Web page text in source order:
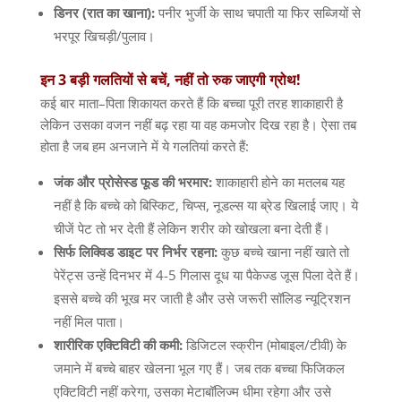
डिनर(रात का खाना): पनीर भुर्जी के साथ चपाती या फिर सब्जियों से
भरपूर खिचड़ी/पुलाव।
इन3बड़ीगलतियोंसेबचें,नहींतोरुकजाएगीग्रोथ!
कई बार माता–पिता शिकायत करते हैं कि बच्चा पूरी तरह शाकाहारी है
लेकिन उसका वजन नहीं बढ़ रहा या वह कमजोर दिख रहा है। ऐसा तब
होता है जब हम अनजाने में ये गलतियां करते हैं:
जंक और प्रोसेस्ड फूड की भरमार: शाकाहारी होने का मतलब यह
नहीं है कि बच्चे को बिस्किट, चिप्स, नूडल्स या ब्रेड खिलाई जाए। ये
चीजें पेट तो भर देती हैं लेकिन शरीर को खोखला बना देती हैं।
सिर्फ लिक्विड डाइट पर निर्भर रहना: कुछ बच्चे खाना नहीं खाते तो
पेरेंट्स उन्हें दिनभर में4-5 गिलास दूध या पैकेज्ड जूस पिला देते हैं।
इससे बच्चे की भूख मर जाती है और उसे जरूरी सॉलिड न्यूट्रिशन
नहीं मिल पाता।
शारीरिक एक्टिविटी की कमी: डिजिटल स्क्रीन(मोबाइल/टीवी) के
जमाने में बच्चे बाहर खेलना भूल गए हैं। जब तक बच्चा फिजिकल
एक्टिविटी नहीं करेगा, उसका मेटाबॉलिज्म धीमा रहेगा और उसे